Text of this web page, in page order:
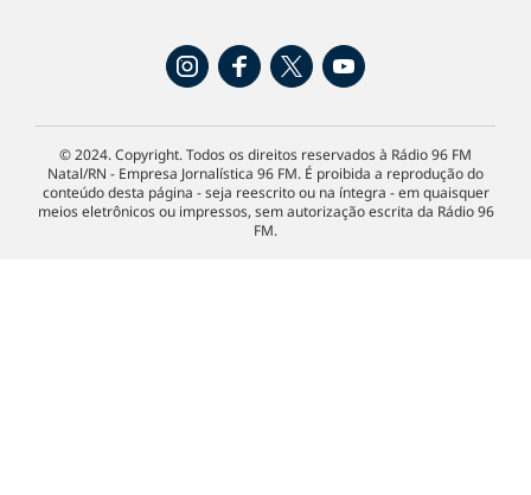
© 2024. Copyright. Todos os direitos reservados à Rádio 96 FM
Natal/RN - Empresa Jornalística 96 FM. É proibida a reprodução do
conteúdo desta página - seja reescrito ou na íntegra - em quaisquer
meios eletrônicos ou impressos, sem autorização escrita da Rádio 96
FM.